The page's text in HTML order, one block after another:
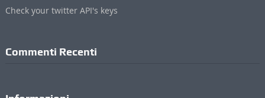
Check your twitter API's keys
Commenti Recenti